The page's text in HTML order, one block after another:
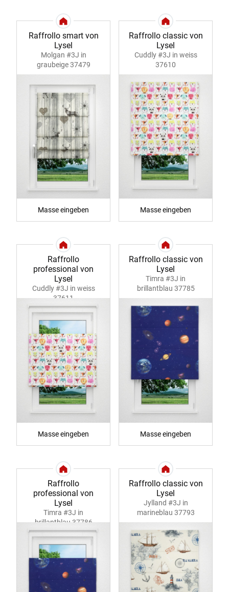
Raffrollo smart von
Lysel
Molgan #3J in
graubeige 37479
Masse eingeben
Raffrollo classic von
Lysel
Cuddly #3J in weiss
37610
Masse eingeben
Raffrollo
professional von
Lysel
Cuddly #3J in weiss
37611
Masse eingeben
Raffrollo classic von
Lysel
Timra #3J in
brillantblau 37785
Masse eingeben
Raffrollo
professional von
Lysel
Timra #3J in
brillantblau 37786
Raffrollo classic von
Lysel
Jylland #3J in
marineblau 37793